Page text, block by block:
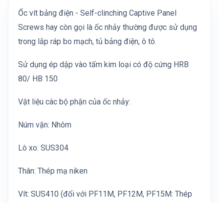
Ốc vít bảng điện - Self-clinching Captive Panel
Screws hay còn gọi là ốc nhảy thường được sử dụng
trong lắp ráp bo mạch, tủ bảng điện, ô tô.
Sử dụng ép dập vào tấm kim loại có độ cứng HRB
80/ HB 150
Vật liệu các bộ phận của ốc nhảy:
Núm vặn: Nhôm
Lò xo: SUS304
Thân: Thép mạ niken
Vít: SUS410 (đối với PF11M, PF12M, PF15M: Thép